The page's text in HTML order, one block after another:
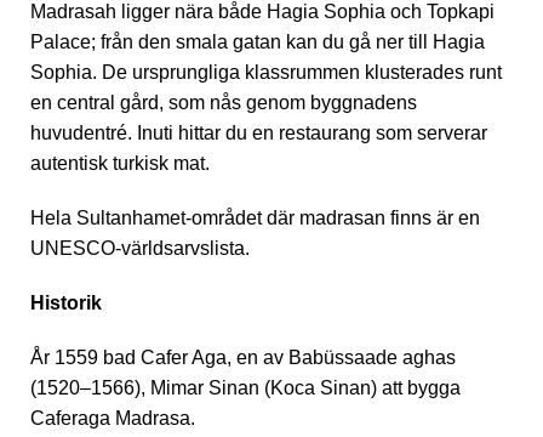
Madrasah ligger nära både Hagia Sophia och Topkapi
Palace; från den smala gatan kan du gå ner till Hagia
Sophia. De ursprungliga klassrummen klusterades runt
en central gård, som nås genom byggnadens
huvudentré. Inuti hittar du en restaurang som serverar
autentisk turkisk mat.
Hela Sultanhamet-området där madrasan finns är en
UNESCO-världsarvslista.
Historik
År 1559 bad Cafer Aga, en av Babüssaade aghas
(1520–1566), Mimar Sinan (Koca Sinan) att bygga
Caferaga Madrasa.